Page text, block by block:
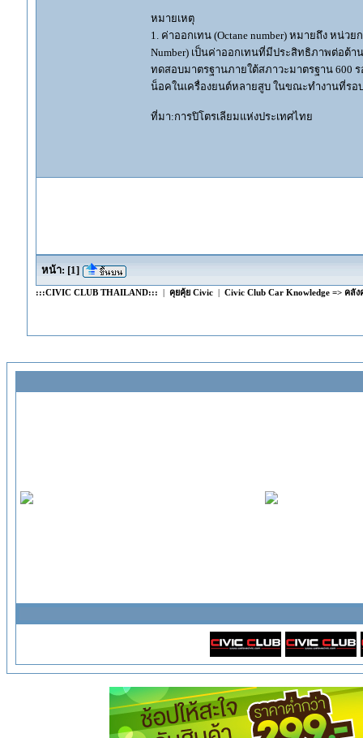
หมายเหตุ
1. ค่าออกเทน (Octane number) หมายถึง หน่ว
Number) เป็นค่าออกเทนที่มีประสิทธิภาพต่อต้
ทดสอบมาตรฐานภายใต้สภาวะมาตรฐาน 600
น็อคในเครื่องยนต์หลายสูบ ในขณะทำงานที่รอ
ที่มา:การปิโตรเลียมแห่งประเทศไทย
หน้า: [1]
:::CIVIC CLUB THAILAND::: | คุยคุ้ย Civic| Civic Club Car Knowledge => คลั